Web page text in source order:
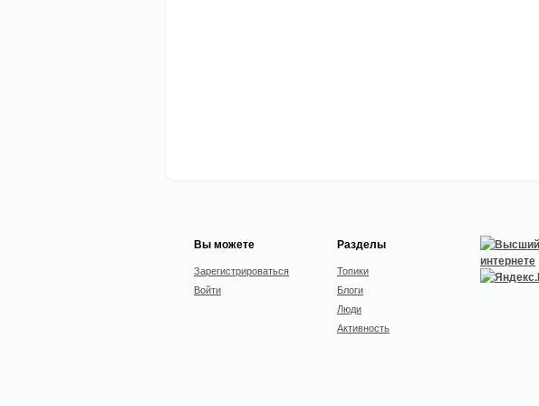
Вы можете
Зарегистрироваться
Войти
Разделы
Топики
Блоги
Люди
Активность